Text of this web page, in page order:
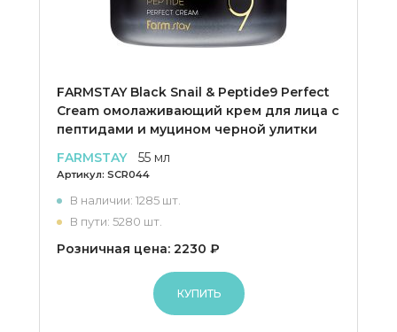
FARMSTAY Black Snail & Peptide9 Perfect
Cream омолаживающий крем для лица с
пептидами и муцином черной улитки
FARMSTAY
55 мл
Артикул: SCR044
В наличии: 1285 шт.
В пути: 5280 шт.
Розничная цена: 2230 ₽
КУПИТЬ